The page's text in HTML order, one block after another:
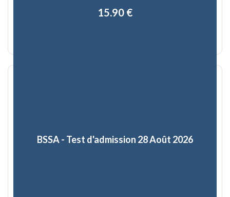
15,90 €
BSSA - Test d'admission 28 Août 2026